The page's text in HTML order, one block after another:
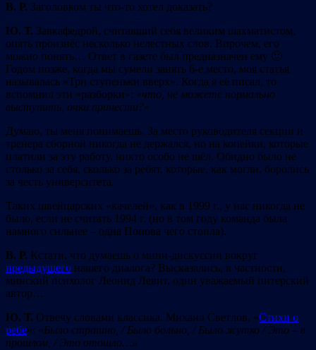
В. Р. Заголовком ты что-то хотел доказать?
Ю. Т. Завкафедрой, считавший себя великим шахматистом,
опять произнёс несколько нелестных слов. Впрочем, его
можно понять… Ответ в газете был предназначен ему 🙂
Годом позже, когда мы сумели занять 6-е место, моя статья
называлась «Три ступеньки вверх». Когда я её писал, то
вспомнил эти «разборки»: «что, не можете нормально
выступить, очки принести?»
Думаю, ты меня понимаешь. За место руководителя секции и
тренера сборной никогда не держался, но на копейки, которые
платили за эту работу, никто особо не шёл. Обидно было не
столько за себя, сколько за ребят, которые, как могли, боролись
за честь университета.
Таких швейцарских «качелей», как в 1999 г., у нас никогда не
было, если не считать 1994 г. (но в том году команда была
намного сильнее – одна Попова чего стоила).
В. Р. Кстати, что думаешь о мини-дискуссии вокруг
предыдущего нашего диалога? Высказались, в частности,
минский психолог Леонид Левит, один уважаемый питерский
автор…
Ю. Т. Отвечу словами классика. Михаил Светлов, «Стихи о
ребе»: «Было страшно, / Было больно, / Было жутко /Это – в
прошлом, /Это отошло…»